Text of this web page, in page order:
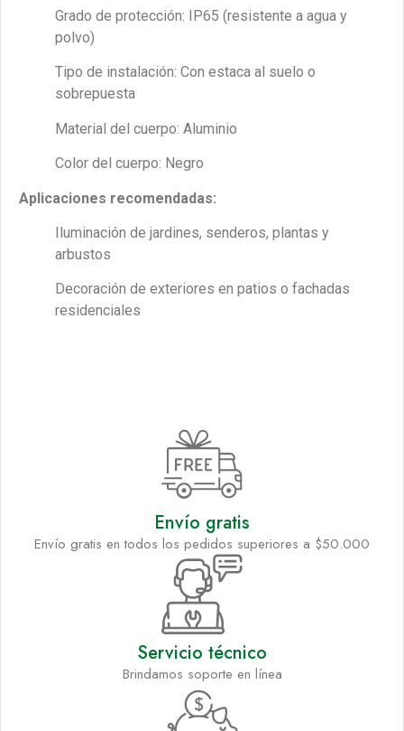
Grado de protección: IP65 (resistente a agua y
polvo)
Tipo de instalación: Con estaca al suelo o
sobrepuesta
Material del cuerpo: Aluminio
Color del cuerpo: Negro
Aplicaciones recomendadas:
Iluminación de jardines, senderos, plantas y
arbustos
Decoración de exteriores en patios o fachadas
residenciales
Envío gratis
Envío gratis en todos los pedidos superiores a $50.000
Servicio técnico
Brindamos soporte en línea